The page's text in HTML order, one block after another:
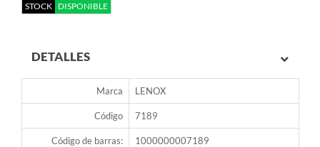
STOCK DISPONIBLE
DETALLES
Marca LENOX
Código 7189
Código de barras: 1000000007189